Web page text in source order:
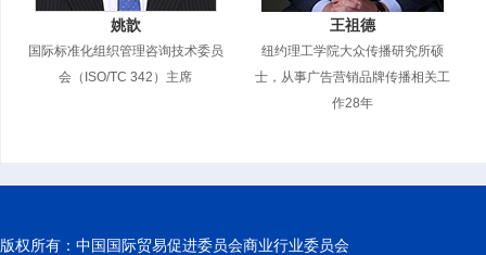
姚歆
国际标准化组织管理咨询技术委员
会（ISO/TC 342）主席
王祖德
纽约理工学院大众传播研究所硕
士，从事广告营销品牌传播相关工
作28年
版权所有： 中国国际贸易促进委员会商业行业委员会